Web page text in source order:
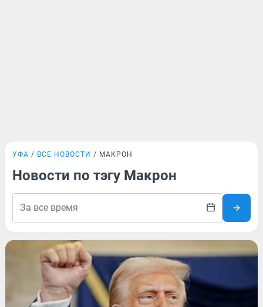
УФА ВСЕ НОВОСТИ МАКРОН
Новости по тэгу Макрон